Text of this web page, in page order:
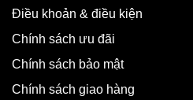
Điều khoản & điều kiện
Chính sách ưu đãi
Chính sách bảo mật
Chính sách giao hàng